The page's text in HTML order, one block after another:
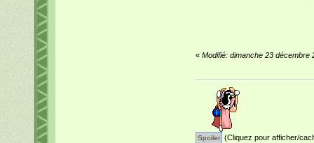
« Modifié: dimanche 23 décembre
(Cliquez pour afficher/